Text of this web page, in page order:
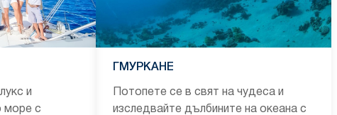
и
море с
ГМУРКАНЕ
Потопете се в свят на чудеса и
изследвайте дълбините на океана с